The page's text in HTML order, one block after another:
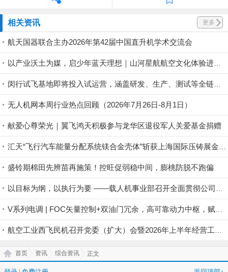
相关资讯 更多
航天国器联合主办2026年第42届中国直升机学术交流会
无人机网本周行业热点回顾（2026年7月26日-8月1日）
献爱心尊荣光｜翼飞鸿天积极参与龙华区退役军人关爱基金捐赠
盛铃期棉田先辨苗再施策！控旺促弱稳中间，膨桃防脱不跑偏
首页 资讯 综合资讯 正文